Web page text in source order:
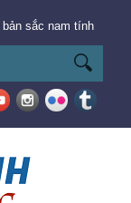
bản sắc nam tính vượt